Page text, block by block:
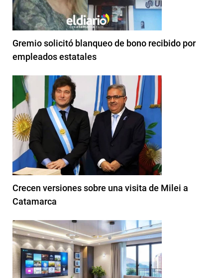
Gremio solicitó blanqueo de bono recibido por
empleados estatales
Crecen versiones sobre una visita de Milei a
Catamarca